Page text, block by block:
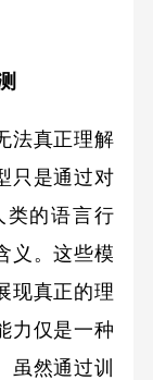
真正理解
只是通过对
类的语言行
义。这些模
现真正的理
力仅是一种
虽然通过训